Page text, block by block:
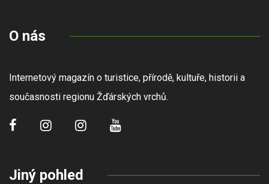
O nás
Internetový magazín o turistice, přírodě, kultuře, historii a
současnosti regionu Žďárských vrchů.
Jiný pohled